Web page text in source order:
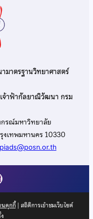
มาตรฐานวิทยาศาสตร์
จ้าฟ้ากัลยาณิวัฒนา กรม
รณ์มหาวิทยาลัย
เทพมหานคร 10330
นคุกกี้| สถิติการเข้าชมเว็บไซต์